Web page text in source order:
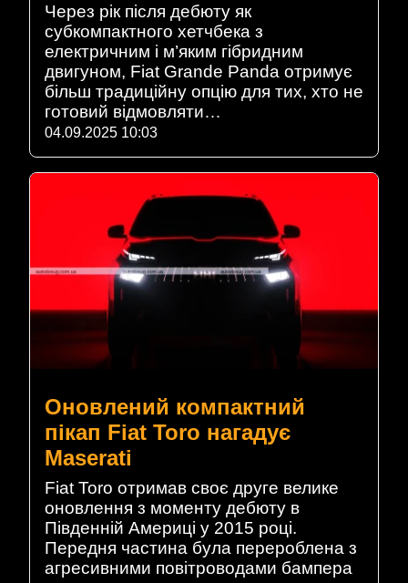
Через рік після дебюту як
субкомпактного хетчбека з
електричним і м’яким гібридним
двигуном, Fiat Grande Panda отримує
більш традиційну опцію для тих, хто не
готовий відмовляти…
04.09.2025 10:03
Оновлений компактний
пікап Fiat Toro нагадує
Maserati
Fiat Toro отримав своє друге велике
оновлення з моменту дебюту в
Південній Америці у 2015 році.
Передня частина була перероблена з
агресивними повітроводами бампера